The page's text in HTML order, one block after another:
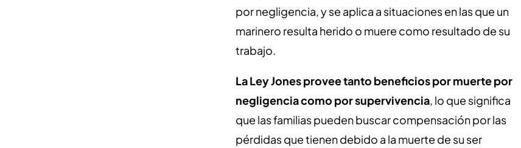
por negligencia, y se aplica a situaciones en las que un
marinero resulta herido o muere como resultado de su
trabajo.
La Ley Jones provee tanto beneficios por muerte por
negligencia como por supervivencia, lo que significa
que las familias pueden buscar compensación por las
pérdidas que tienen debido a la muerte de su ser